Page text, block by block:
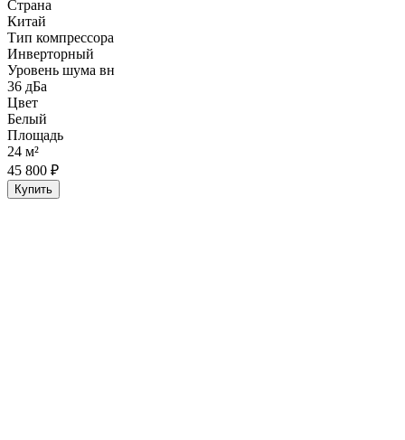
Страна
Китай
Тип компрессора
Инверторный
Уровень шума вн
36 дБа
Цвет
Белый
Площадь
24 м²
45 800 ₽
Купить